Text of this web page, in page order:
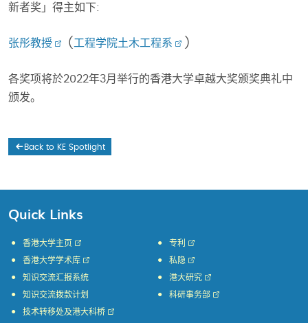
新者奖」得主如下:
张彤教授 ( 工程学院土木工程系 )
各奖项将於2022年3月举行的香港大学卓越大奖颁奖典礼中
颁发。
Back to KE Spotlight
Quick Links
香港大学主页
香港大学学术库
知识交流汇报系统
知识交流拨款计划
专利
私隐
港大研究
科研事务部
技术转移处及港大科桥